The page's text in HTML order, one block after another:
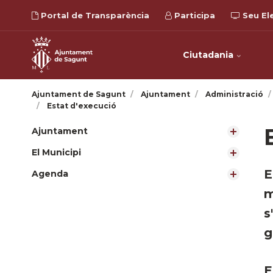
Portal de Transparència Participa Seu
Ciutadania
Ajuntament de Sagunt Ajuntament
Administració
Estat d'execució
Ajuntament
El Municipi
Agenda